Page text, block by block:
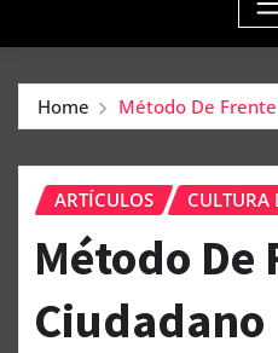
Home Método De
ARTÍCULOS CULTURA
Método De
Ciudadano